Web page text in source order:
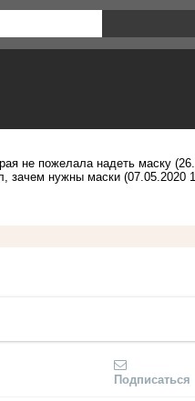
не пожелала надеть маску
зачем нужны маски (07.05.2020
Подписаться